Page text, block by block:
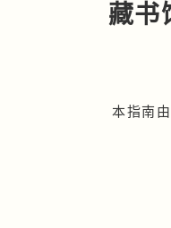
藏书
本指南